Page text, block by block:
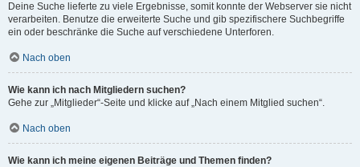
Deine Suche lieferte zu viele Ergebnisse, somit konnte der Webserver sie nicht
verarbeiten. Benutze die erweiterte Suche und gib spezifischere Suchbegriffe
ein oder beschränke die Suche auf verschiedene Unterforen.
Nach oben
Wie kann ich nach Mitgliedern suchen?
Gehe zur „Mitglieder“-Seite und klicke auf „Nach einem Mitglied suchen“.
Nach oben
Wie kann ich meine eigenen Beiträge und Themen finden?